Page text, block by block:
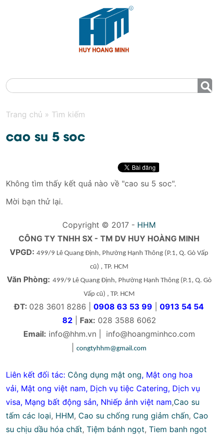
Trang chủ » Tìm kiếm
cao su 5 soc
Không tìm thấy kết quả nào về "cao su 5 soc".
Mời bạn thử lại.
Copyright © 2017 - HHM
CÔNG TY TNHH SX - TM DV HUY HOÀNG MINH
VPGD: 499/9 Lê Quang Định, Phường Hạnh Thông (P.1, Q. Gò Vấp
cũ) , TP. HCM
Văn Phòng: 499/9 Lê Quang Định, Phường Hạnh Thông(P.1, Q. Gò
Vấp cũ) , TP. HCM
ĐT: 028 3601 8286 | 0908 63 53 99
0913 54 54
82| Fax: 028 3588 6062
Email: info@hhm.vn
info@hoangminhco.com
congtyhhm@gmail.com
Liên kết đối tác: Công dụng mật ong, Mật ong hoa
vải, Mật ong việt nam, Dịch vụ tiệc Catering, Dịch vụ
visa, Mạng bất động sản, Nhiếp ảnh việt nam,Cao su
tấm các loại, HHM, Cao su chống rung giảm chấn, Cao
su chịu dầu hóa chất, Tiệm bánh ngọt, Tiem banh ngot